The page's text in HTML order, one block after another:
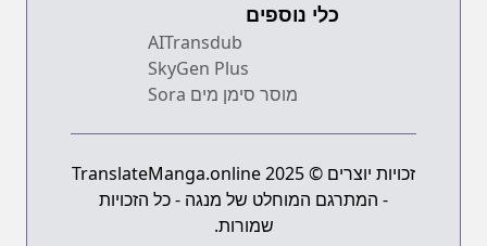
כלי נוספים
AITransdub
SkyGen Plus
מוסר סימן מים Sora
זכויות יוצרים © 2025 TranslateManga.online
- המתרגם המוחלט של מנגה - כל הזכויות
שמורות.